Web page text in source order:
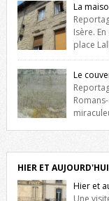
La
Isère.
place
maison construite au
fenêtres jumelles à
niche qui contient une
Le
l’histoire de la
Petit retour sur
HIER ET AUJOURD'HUI
Hier et